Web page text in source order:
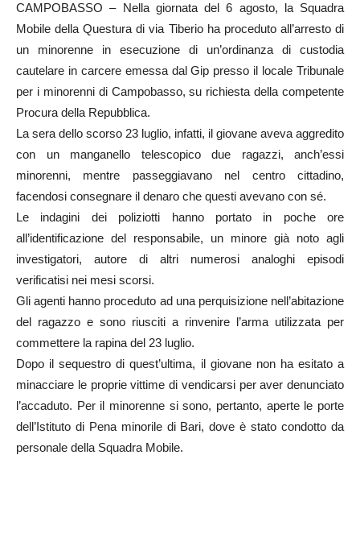
CAMPOBASSO – Nella giornata del 6 agosto, la Squadra
Mobile della Questura di via Tiberio ha proceduto all’arresto di
un minorenne in esecuzione di un’ordinanza di custodia
cautelare in carcere emessa dal Gip presso il locale Tribunale
per i minorenni di Campobasso, su richiesta della competente
Procura della Repubblica.
La sera dello scorso 23 luglio, infatti, il giovane aveva aggredito
con un manganello telescopico due ragazzi, anch’essi
minorenni, mentre passeggiavano nel centro cittadino,
facendosi consegnare il denaro che questi avevano con sé.
Le indagini dei poliziotti hanno portato in poche ore
all’identificazione del responsabile, un minore già noto agli
investigatori, autore di altri numerosi analoghi episodi
verificatisi nei mesi scorsi.
Gli agenti hanno proceduto ad una perquisizione nell’abitazione
del ragazzo e sono riusciti a rinvenire l’arma utilizzata per
commettere la rapina del 23 luglio.
Dopo il sequestro di quest’ultima, il giovane non ha esitato a
minacciare le proprie vittime di vendicarsi per aver denunciato
l’accaduto. Per il minorenne si sono, pertanto, aperte le porte
dell’Istituto di Pena minorile di Bari, dove è stato condotto da
personale della Squadra Mobile.